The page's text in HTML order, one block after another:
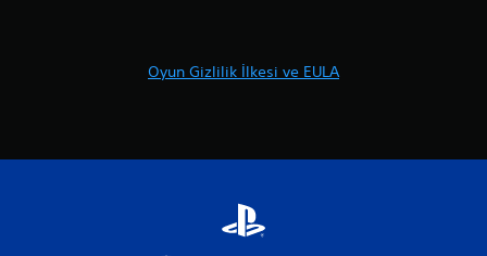
Oyun Gizlilik İlkesi ve EULA